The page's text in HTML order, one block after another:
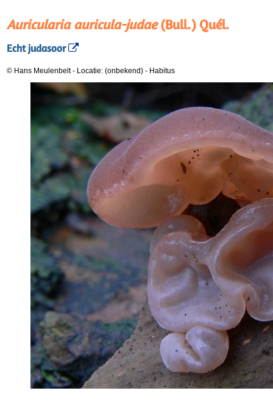
Auricularia auricula-judae(Bull.) Quél.
Echt judasoor
© Hans Meulenbelt- Locatie: (onbekend) - Habitus